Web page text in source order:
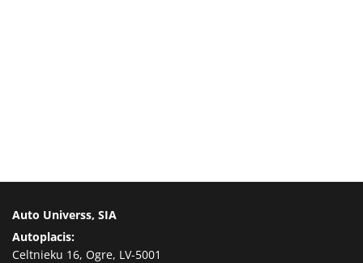
Auto Universs, SIA
Autoplacis:
Celtnieku 16, Ogre, LV-5001